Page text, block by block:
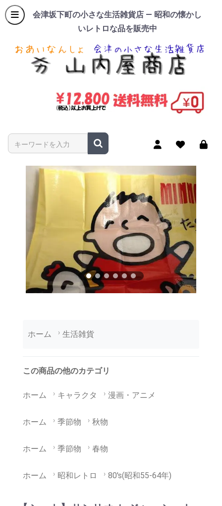
会津坂下町の小さな生活雑貨店 — 昭和の懐かし
いレトロな品を販売中
商品名やキーワードを入力
ホーム 生活雑貨
この商品の他のカテゴリ
ホーム キャラクタ 漫画・アニメ
ホーム 季節物 秋物
ホーム 季節物 春物
ホーム 昭和レトロ 80's(昭和55-64年)